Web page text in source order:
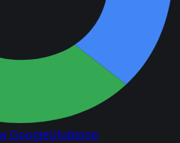
GoogleUlubione